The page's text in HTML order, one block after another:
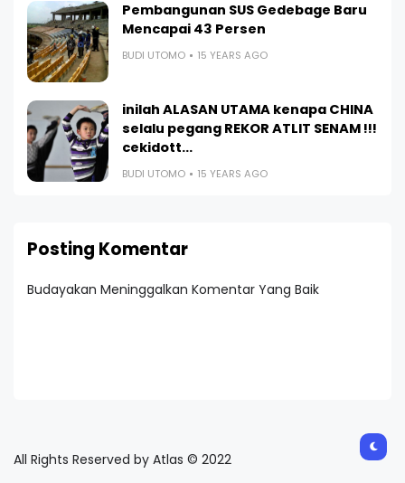
Pembangunan SUS Gedebage Baru
Mencapai 43 Persen
BUDI UTOMO 15 YEARS AGO
inilah ALASAN UTAMA kenapa CHINA
selalu pegang REKOR ATLIT SENAM !!!
cekidott...
BUDI UTOMO 15 YEARS AGO
Posting Komentar
Budayakan Meninggalkan Komentar Yang Baik
All Rights Reserved by Atlas © 2022